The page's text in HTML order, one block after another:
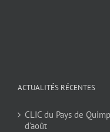
ACTUALITÉS RÉCENTES
CLIC du Pays de
d’août